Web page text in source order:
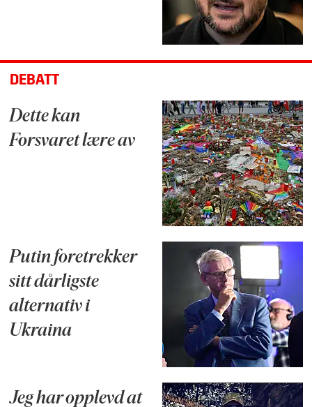
DEBATT
Dette kan
Forsvaret lære av
Putin foretrekker
sitt dårligste
alternativ i
Ukraina
Jeg har opplevd at